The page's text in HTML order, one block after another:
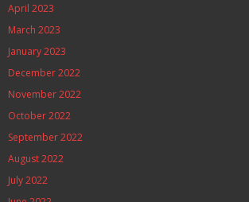
April 2023
March 2023
January 2023
December 2022
November 2022
October 2022
September 2022
August 2022
July 2022